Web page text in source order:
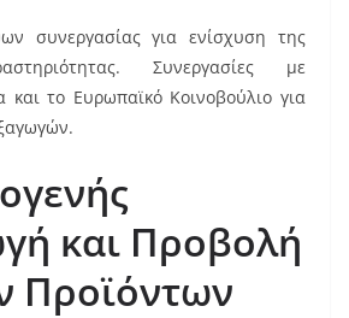
συνεργασίας για ενίσχυση της
Συνεργασίες με
και το Ευρωπαϊκό Κοινοβούλιο για
και Προβολή
Προϊόντων